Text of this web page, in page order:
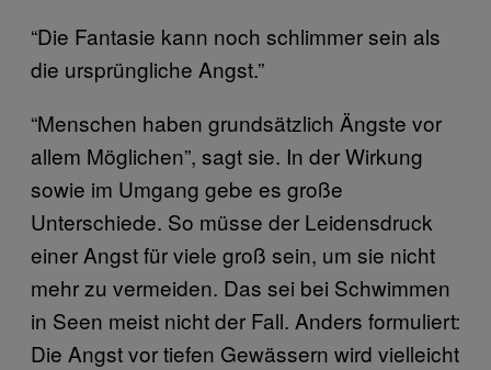
“Die Fantasie kann noch schlimmer sein als
die ursprüngliche Angst.”
“Menschen haben grundsätzlich Ängste vor
allem Möglichen”, sagt sie. In der Wirkung
sowie im Umgang gebe es große
Unterschiede. So müsse der Leidensdruck
einer Angst für viele groß sein, um sie nicht
mehr zu vermeiden. Das sei bei Schwimmen
in Seen meist nicht der Fall. Anders formuliert:
Die Angst vor tiefen Gewässern wird vielleicht